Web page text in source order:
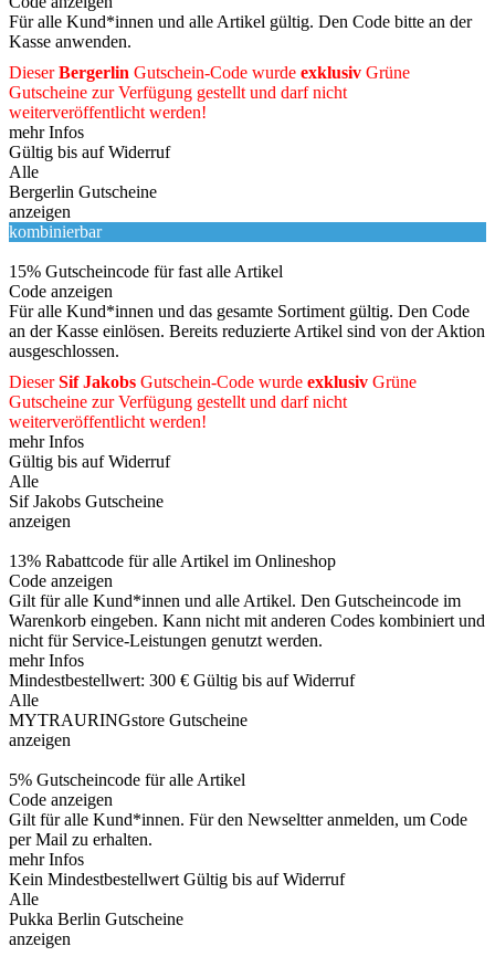
Für alle Kund*innen und alle Artikel gültig. Den Code bitte an der
Kasse anwenden.
DieserBergerlin Gutschein-Code wurde exklusiv Grüne
Gutscheine zur Verfügung gestellt und darf nicht
weiterveröffentlicht werden!
mehr Infos
Gültig bis auf Widerruf
Alle
Bergerlin Gutscheine
anzeigen
kombinierbar
15% Gutscheincode für fast alle Artikel
Code anzeigen
Für alle Kund*innen und das gesamte Sortiment gültig. Den Code
an der Kasse einlösen. Bereits reduzierte Artikel sind von der Aktion
ausgeschlossen.
DieserSif Jakobs Gutschein-Code wurde exklusiv Grüne
Gutscheine zur Verfügung gestellt und darf nicht
weiterveröffentlicht werden!
mehr Infos
Gültig bis auf Widerruf
Alle
Sif Jakobs Gutscheine
anzeigen
13% Rabattcode für alle Artikel im Onlineshop
Code anzeigen
Gilt für alle Kund*innen und alle Artikel. Den Gutscheincode im
Warenkorb eingeben. Kann nicht mit anderen Codes kombiniert und
nicht für Service-Leistungen genutzt werden.
mehr Infos
Mindestbestellwert: 300 € Gültig bis auf Widerruf
Alle
MYTRAURINGstore Gutscheine
anzeigen
5% Gutscheincode für alle Artikel
Code anzeigen
Gilt für alle Kund*innen. Für den Newseltter anmelden, um Code
per Mail zu erhalten.
mehr Infos
Kein Mindestbestellwert Gültig bis auf Widerruf
Alle
Pukka Berlin Gutscheine
anzeigen